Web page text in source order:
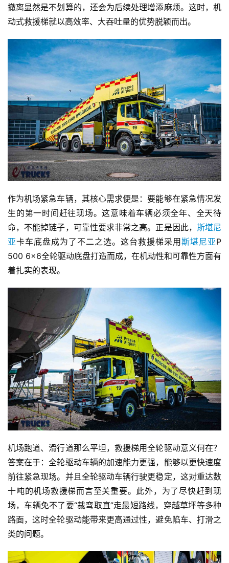
撤离显然是不划算的，还会为后续处理增添麻烦。这时，机
动式救援梯就以高效率、大吞吐量的优势脱颖而出。
作为机场紧急车辆，其核心需求便是：要能够在紧急情况发
生的第一时间赶往现场。这意味着车辆必须全年、全天待
命，不能掉链子，可靠性要求非常之高。正是因此， 斯堪尼
亚卡车底盘成为了不二之选。这台救援梯采用 斯堪尼亚P
500 6×6全轮驱动底盘打造而成，在机动性和可靠性方面有
着扎实的表现。
机场跑道、滑行道那么平坦，救援梯用全轮驱动意义何在？
答案在于：全轮驱动车辆的加速能力更强，能够以更快速度
前往紧急现场。并且全轮驱动车辆行驶更稳定，这对重达数
十吨的机场救援梯而言至关重要。此外，为了尽快赶到现
场，车辆免不了要“裁弯取直”走最短路线，穿越草坪等多种
路面，这时全轮驱动能带来更高通过性，避免陷车、打滑之
类的问题。